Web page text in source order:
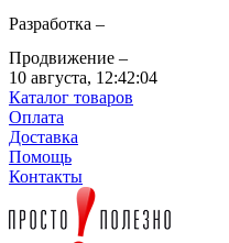
Разработка –
Продвижение –
10 августа, 12:42:04
Каталог товаров
Оплата
Доставка
Помощь
Контакты